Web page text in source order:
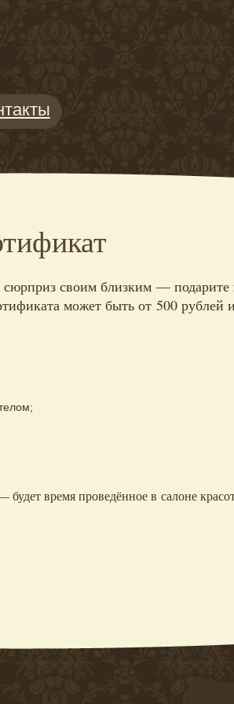
своим близким — подарите
может быть от 500
время проведённое в салоне